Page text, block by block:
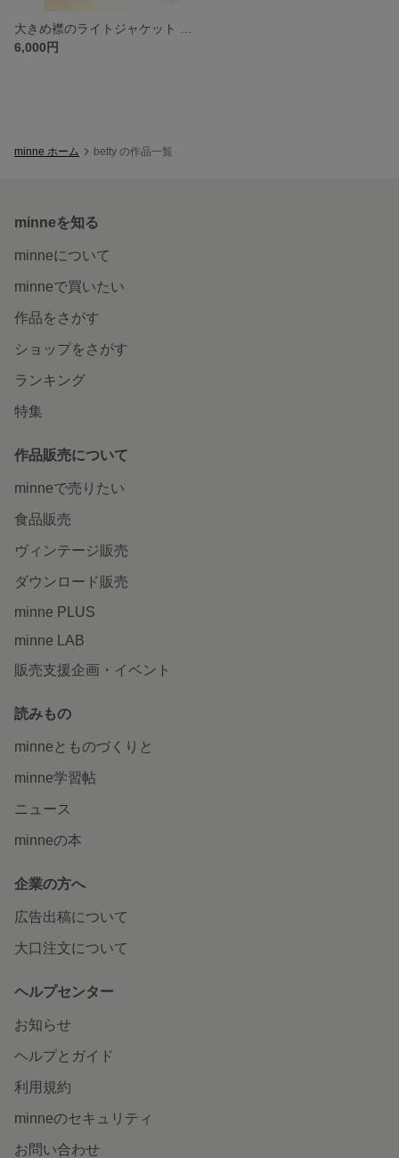
6,000円
minne ホーム betty の作品一覧
minneを知る
minneについて
minneで買いたい
作品をさがす
ショップをさがす
ランキング
特集
作品販売について
minneで売りたい
食品販売
ヴィンテージ販売
ダウンロード販売
minne PLUS
minne LAB
販売支援企画・イベント
読みもの
minneとものづくりと
minne学習帖
ニュース
minneの本
企業の方へ
広告出稿について
大口注文について
ヘルプセンター
お知らせ
ヘルプとガイド
利用規約
minneのセキュリティ
お問い合わせ